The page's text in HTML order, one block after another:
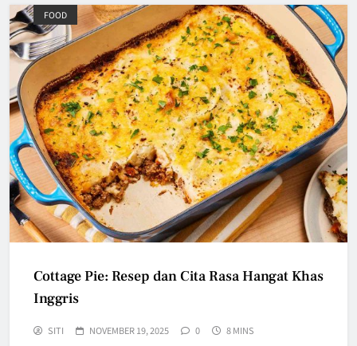
FOOD
Cottage Pie: Resep dan Cita Rasa Hangat Khas
Inggris
SITI NOVEMBER 19, 2025 0 8 MINS